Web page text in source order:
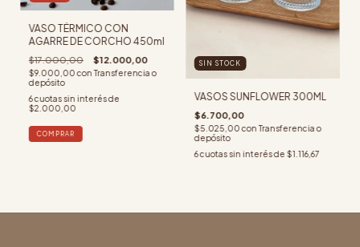
VASO TÉRMICO CON
AGARRE DE CORCHO 450ml
$17.000,00 $12.000,00
$9.000,00con Transferencia o
depósito
6cuotas sin interés de
$2.000,00
COMPRAR
SIN STOCK
VASOS SUNFLOWER 300ML
$6.700,00
$5.025,00con Transferencia o
depósito
6cuotas sin interés de $1.116,67